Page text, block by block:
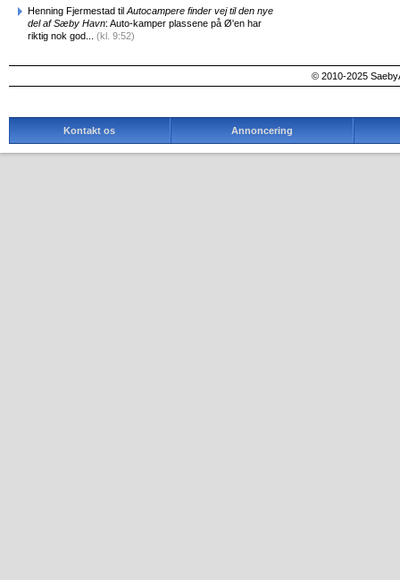
Henning Fjermestad til Autocampere finder vej til den nye
del af Sæby Havn: Auto-kamper plassene på Ø'en har
riktig nok god... (kl. 9:52)
© 2010-2025
Kontakt os Annoncering